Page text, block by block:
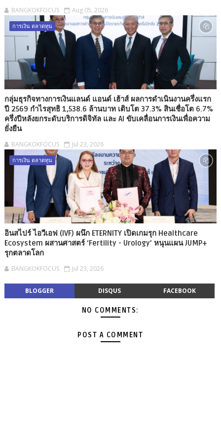
BANGKOKFOCUS Aug 05, 2026
การเงิน ตลาดทุน
กลุ่มธุรกิจทางการเงินแลนด์ แอนด์ เฮ้าส์ ผลการดำเนินงานครึ่งแรก
ปี 2569 กำไรสุทธิ 1,538.6 ล้านบาท เติบโต 37.3% สินเชื่อโต 6.7%
ครึ่งปีหลังยกระดับบริการดิจิทัล และ AI ขับเคลื่อนการเงินเพื่อความ
ยั่งยืน
BANGKOKFOCUS Jul 23, 2026
การเงิน ตลาดทุน
อินสไปร์ ไอวีเอฟ (IVF) ผนึก ETERNITY เปิดเกมรุก Healthcare
Ecosystem ผสานศาสตร์ ‘Fertility - Urology’ หนุนแผน JUMP+
รุกตลาดโลก
BANGKOKFOCUS Jul 23, 2026
BLOGGER DISQUS FACEBOOK
NO COMMENTS:
POST A COMMENT